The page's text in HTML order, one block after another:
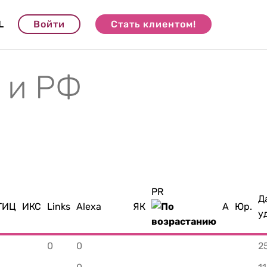
Войти Стать клиентом!
и РФ
ИКС Links Alexa ЯК
PR
A Юр.
0 0